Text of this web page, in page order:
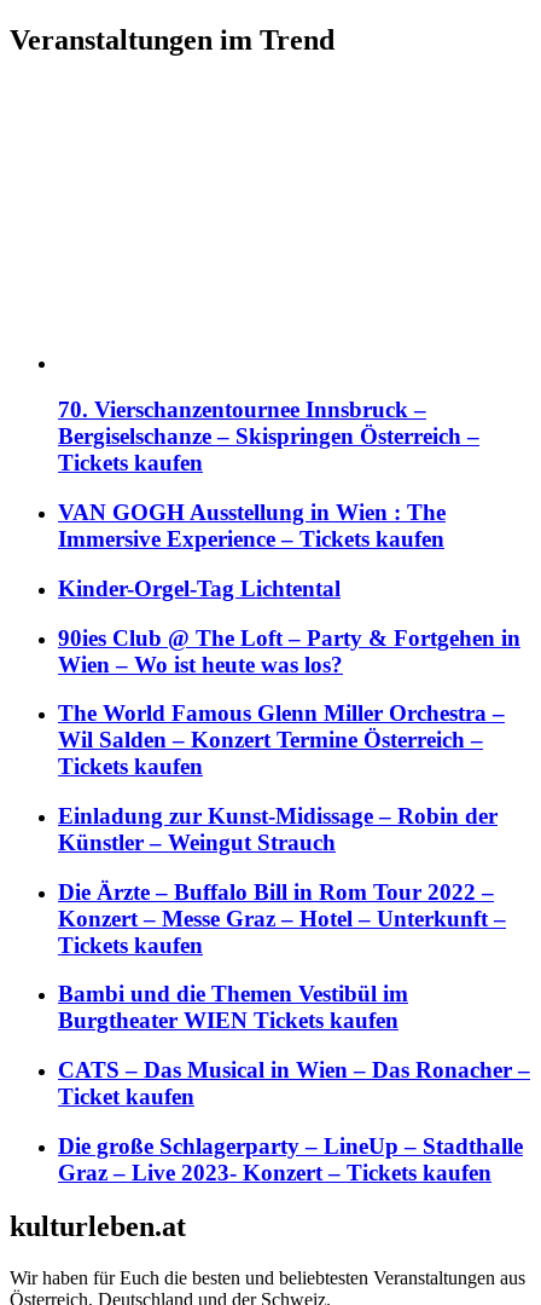
Veranstaltungen im Trend
70. Vierschanzentournee Innsbruck –
Bergiselschanze – Skispringen Österreich –
Tickets kaufen
VAN GOGH Ausstellung in Wien : The
Immersive Experience – Tickets kaufen
Kinder-Orgel-Tag Lichtental
90ies Club @ The Loft – Party & Fortgehen in
Wien – Wo ist heute was los?
The World Famous Glenn Miller Orchestra –
Wil Salden – Konzert Termine Österreich –
Tickets kaufen
Einladung zur Kunst-Midissage – Robin der
Künstler – Weingut Strauch
Die Ärzte – Buffalo Bill in Rom Tour 2022 –
Konzert – Messe Graz – Hotel – Unterkunft –
Tickets kaufen
Bambi und die Themen Vestibül im
Burgtheater WIEN Tickets kaufen
CATS – Das Musical in Wien – Das Ronacher –
Ticket kaufen
Die große Schlagerparty – LineUp – Stadthalle
Graz – Live 2023- Konzert – Tickets kaufen
kulturleben.at
Wir haben für Euch die besten und beliebtesten Veranstaltungen aus
Österreich, Deutschland und der Schweiz.